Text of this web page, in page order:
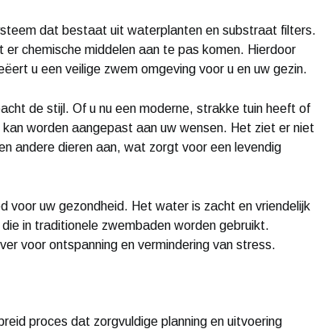
dat bestaat uit waterplanten en substraat filters.
chemische middelen aan te pas komen. Hierdoor
u een veilige zwem omgeving voor u en uw gezin.
de stijl. Of u nu een moderne, strakke tuin heeft of
worden aangepast aan uw wensen. Het ziet er niet
andere dieren aan, wat zorgt voor een levendig
voor uw gezondheid. Het water is zacht en vriendelijk
in traditionele zwembaden worden gebruikt.
voor ontspanning en vermindering van stress.
proces dat zorgvuldige planning en uitvoering